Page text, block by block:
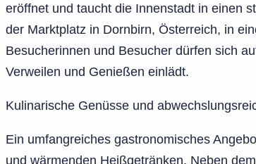
eröffnet und taucht die Innenstadt in einen
der Marktplatz in Dornbirn, Österreich, in
Besucherinnen und Besucher dürfen sich
Verweilen und Genießen einlädt.
Kulinarische Genüsse und
Ein umfangreiches gastronomisches
und wärmenden Heißgetränken. Neben